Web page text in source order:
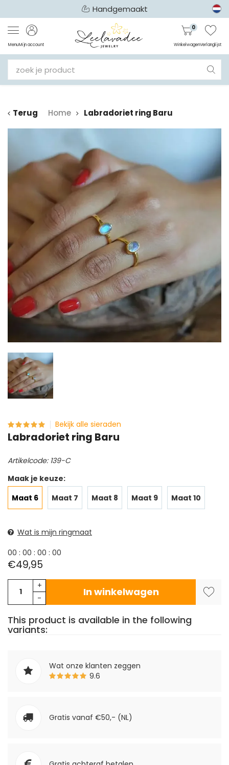
Handgemaakt
MenuMijn account
0
WinkelwagenVerlanglijst
Terug Home Labradoriet ring Baru
Bekijk alle sieraden
Labradoriet ring Baru
Artikelcode: 139-C
Maak je keuze:
Maat 6
Maat 7 Maat 8 Maat 9 Maat 10
Wat is mijn ringmaat
00 : 00 : 00 : 00
€49,95
+
-
In winkelwagen
This product is available in the following
variants:
Wat onze klanten zeggen
9.6
Gratis vanaf €50,- (NL)